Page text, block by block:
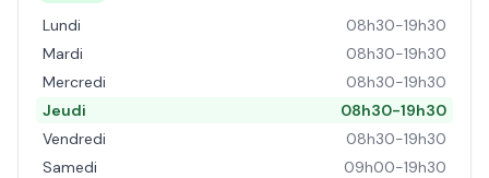
Lundi
08h30-19h30
Mardi
08h30-19h30
Mercredi
08h30-19h30
Jeudi
08h30-19h30
Vendredi
08h30-19h30
Samedi
09h00-19h30